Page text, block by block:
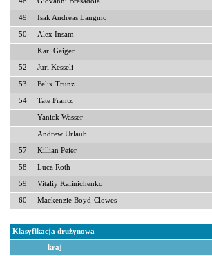
49 Isak Andreas Langmo
50 Alex Insam
Karl Geiger
52 Juri Kesseli
53 Felix Trunz
54 Tate Frantz
Yanick Wasser
Andrew Urlaub
57 Killian Peier
58 Luca Roth
59 Vitaliy Kalinichenko
60 Mackenzie Boyd-Clowes
Klasyfikacja drużynowa
kraj